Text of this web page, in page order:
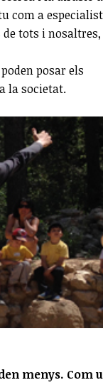
com a
de tots i nosaltres,
posar els
la societat.
menys. Com